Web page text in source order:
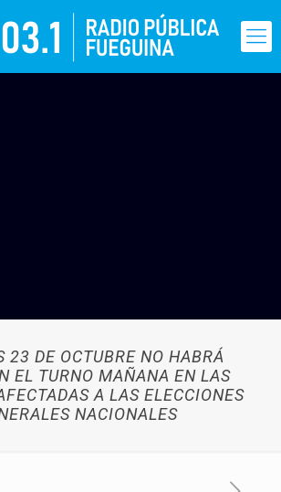
23 DE OCTUBRE NO HABRÁ
EL TURNO MAÑANA EN LAS
A LAS ELECCIONES
NACIONALES